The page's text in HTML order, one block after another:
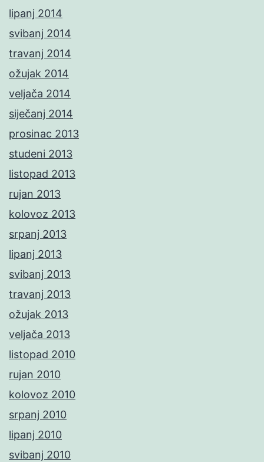
lipanj 2014
svibanj 2014
travanj 2014
ožujak 2014
veljača 2014
siječanj 2014
prosinac 2013
studeni 2013
listopad 2013
rujan 2013
kolovoz 2013
srpanj 2013
lipanj 2013
svibanj 2013
travanj 2013
ožujak 2013
veljača 2013
listopad 2010
rujan 2010
kolovoz 2010
srpanj 2010
lipanj 2010
svibanj 2010